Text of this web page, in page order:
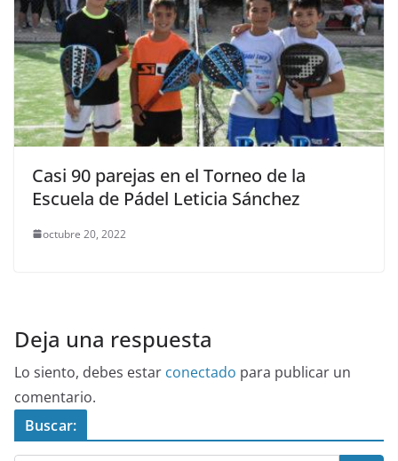
Casi 90 parejas en el Torneo de la
Escuela de Pádel Leticia Sánchez
octubre 20, 2022
Deja una respuesta
Lo siento, debes estar conectado para publicar un
comentario.
Buscar: